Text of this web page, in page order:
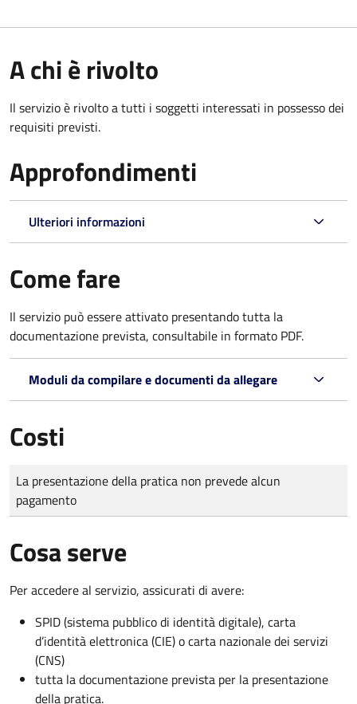
A chi è rivolto
Il servizio è rivolto a tutti i soggetti interessati in possesso dei
requisiti previsti.
Approfondimenti
Ulteriori informazioni
Come fare
Il servizio può essere attivato presentando tutta la
documentazione prevista, consultabile in formato PDF.
Moduli da compilare e documenti da allegare
Costi
Tipo di pagamento
Importo
La presentazione della pratica non prevede alcun
pagamento
Cosa serve
Per accedere al servizio, assicurati di avere:
SPID (sistema pubblico di identità digitale), carta
d’identità elettronica (CIE) o carta nazionale dei servizi
(CNS)
tutta la documentazione prevista per la presentazione
della pratica.